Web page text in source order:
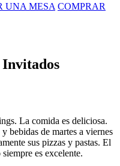
UNA MESA COMPRAR
Invitados
La comida es deliciosa.
bebidas de martes a viernes
sus pizzas y pastas. El
es excelente.